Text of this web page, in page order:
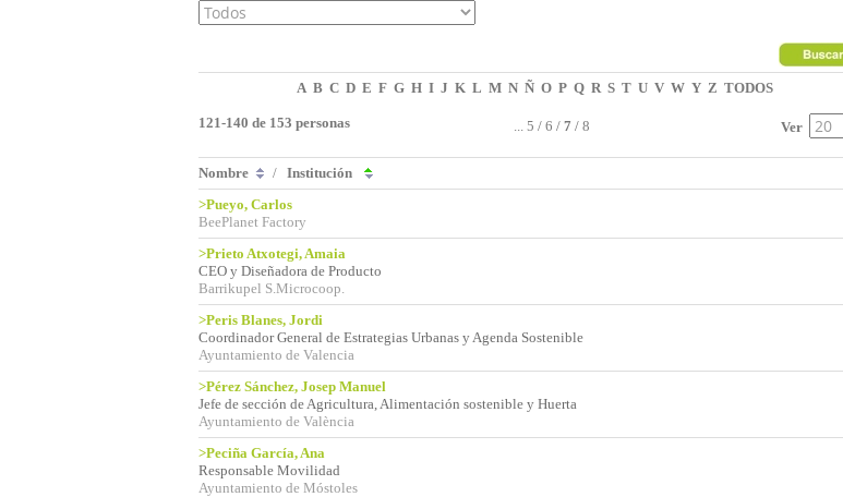
A B C D E F G H I J K L M N Ñ O P Q R S T U V W Y Z TODOS
121-140 de 153 personas ... 5 / 6 / 7 / 8 Ver
Nombre / Institución
>Pueyo, Carlos
BeePlanet Factory
>Prieto Atxotegi, Amaia
CEO y Diseñadora de Producto
Barrikupel S.Microcoop.
>Peris Blanes, Jordi
Coordinador General de Estrategias Urbanas y Agenda Sostenible
Ayuntamiento de Valencia
>Pérez Sánchez, Josep Manuel
Jefe de sección de Agricultura, Alimentación sostenible y Huerta
Ayuntamiento de València
>Peciña García, Ana
Responsable Movilidad
Ayuntamiento de Móstoles